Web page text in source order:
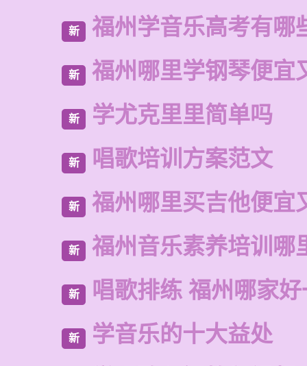
新 福州学音乐高考有哪
新 福州哪里学钢琴便宜
新 学尤克里里简单吗
新 唱歌培训方案范文
新 福州哪里买吉他便宜
新 福州音乐素养培训哪
新 唱歌排练 福州哪家
新 学音乐的十大益处